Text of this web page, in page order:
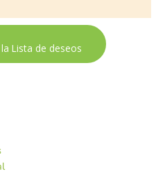
Lista de deseos